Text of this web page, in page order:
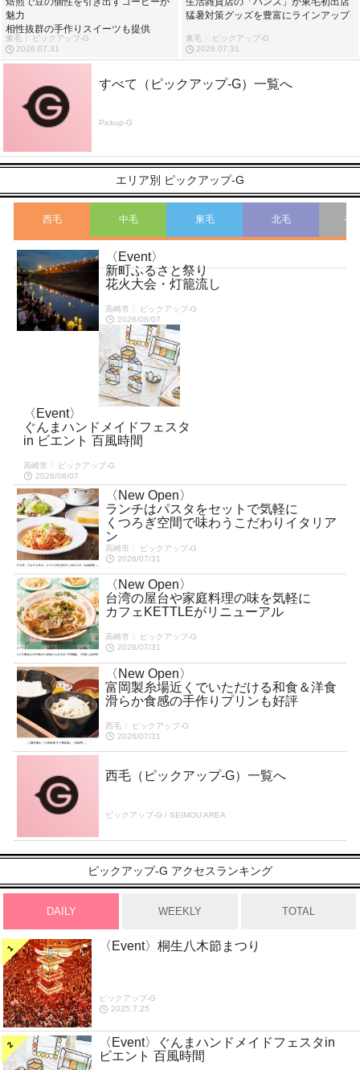
魅力
相性抜群の手作りスイーツも提供
東毛 〉ピックアップ-G
2026.07.31
猛暑対策グッズを豊富にラインアップ
東毛 〉ピックアップ-G
2026.07.31
すべて（ピックアップ-G）一覧へ
Pickup-G
エリア別 ピックアップ-G
西毛 中毛 東毛 北毛 そ
〈Event〉
新町ふるさと祭り
花火大会・灯籠流し
高崎市 〉ピックアップ-G
2026/08/07
〈Event〉
ぐんまハンドメイドフェスタ
in ビエント 百風時間
高崎市 〉ピックアップ-G
2026/08/07
〈New Open〉
ランチはパスタをセットで気軽に
くつろぎ空間で味わうこだわりイタリア
ン
高崎市 〉ピックアップ-G
2026/07/31
〈New Open〉
台湾の屋台や家庭料理の味を気軽に
カフェKETTLEがリニューアル
高崎市 〉ピックアップ-G
2026/07/31
〈New Open〉
富岡製糸場近くでいただける和食＆洋食
滑らか食感の手作りプリンも好評
西毛 〉ピックアップ-G
2026/07/31
西毛（ピックアップ-G）一覧へ
ピックアップ-G / SEIMOU AREA
ピックアップ-G アクセスランキング
DAILY WEEKLY TOTAL
〈Event〉桐生八木節まつり
ピックアップ-G
2025.7.25
〈Event〉ぐんまハンドメイドフェスタin
ビエント 百風時間